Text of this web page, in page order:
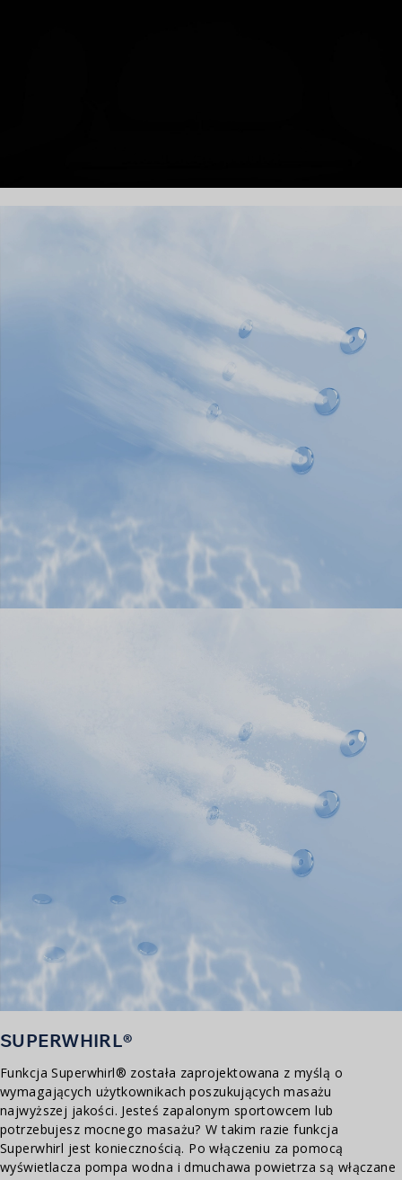
SUPERWHIRL®
Funkcja Superwhirl® została zaprojektowana z myślą o
wymagających użytkownikach poszukujących masażu
najwyższej jakości. Jesteś zapalonym sportowcem lub
potrzebujesz mocnego masażu? W takim razie funkcja
Superwhirl jest koniecznością. Po włączeniu za pomocą
wyświetlacza pompa wodna i dmuchawa powietrza są włączane